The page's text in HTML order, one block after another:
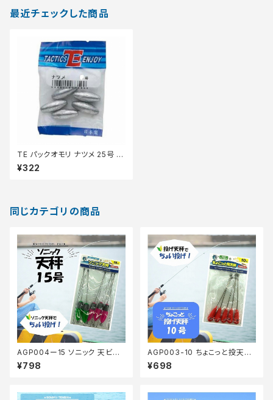
最近チェックした商品
TE パックオモリ ナツメ 25号 （2
ケ）
¥322
同じカテゴリの商品
AGP004ー15 ソニック 天ビン 1
5号5P(TOOEM)【Tオリ】
¥798
AGP003-10 ちょこっと投天秤1
0号 5P(TOOEM)【Tオリ】
¥698